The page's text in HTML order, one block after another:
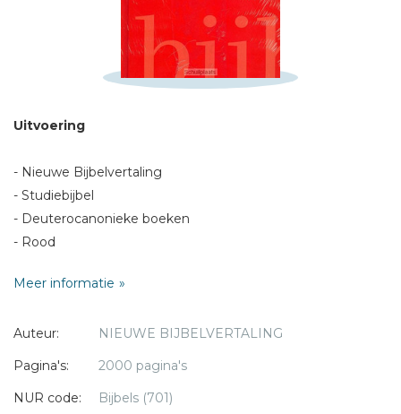
Uitvoering
- Nieuwe Bijbelvertaling
- Studiebijbel
- Deuterocanonieke boeken
- Rood
- 16 x 24
Voor wie zich verder wil verdiepen in de Bijbel is de
Studiebijbel
een waardevol naslagwerk. De tekst van De
wordt aangevuld met inleidingen, voetnoten,
Meer informatie
Auteur:
NIEUWE BIJBELVERTALING
Pagina's:
2000 pagina's
NUR code:
Bijbels (701)
Schrijf hieronder je review!
Bericht *